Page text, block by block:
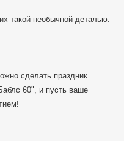
такой необычной деталью.
сделать праздник
60", и пусть ваше